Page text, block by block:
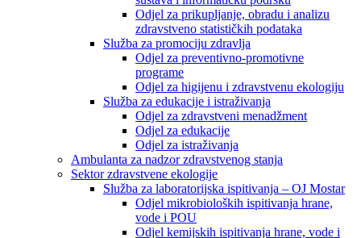
Odjel za prikupljanje, obradu i analizu
zdravstveno statističkih podataka
Služba za promociju zdravlja
Odjel za preventivno-promotivne
programe
Odjel za higijenu i zdravstvenu ekologiju
Služba za edukacije i istraživanja
Odjel za zdravstveni menadžment
Odjel za edukacije
Odjel za istraživanja
Ambulanta za nadzor zdravstvenog stanja
Sektor zdravstvene ekologije
Služba za laboratorijska ispitivanja – OJ Mostar
Odjel mikrobioloških ispitivanja hrane,
vode i POU
Odjel kemijskih ispitivanja hrane, vode i